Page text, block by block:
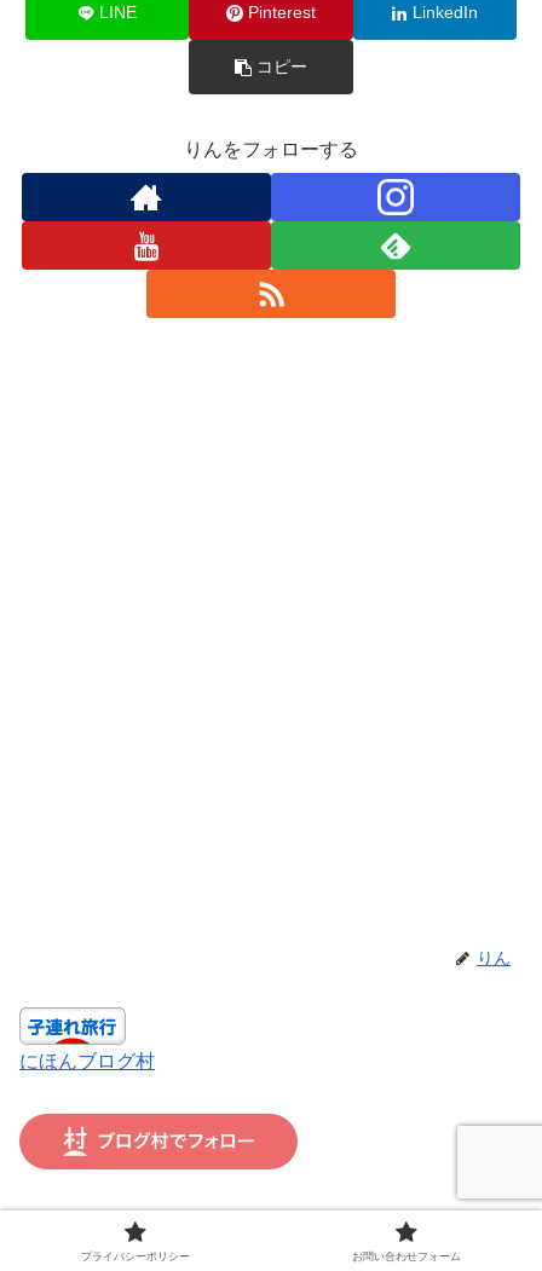
LINE Pinterest LinkedIn
コピー
りんをフォローする
りん
にほんブログ村
🎀この記事が少しでも参考になった方へ── 上のバナー
（にほんブログ村）をタップしていただけると、更新の励
プライバシーポリシー お問い合わせフォーム